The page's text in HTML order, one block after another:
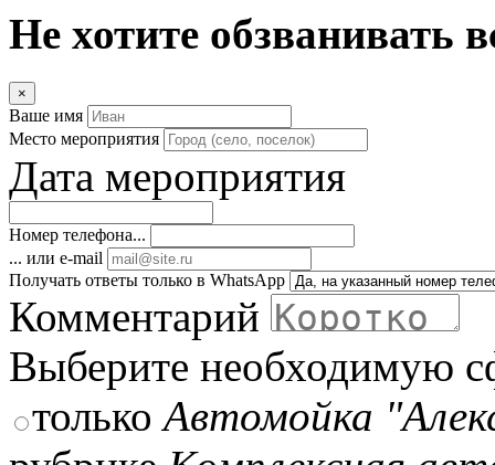
Не хотите обзванивать
×
Ваше имя
Место мероприятия
Дата мероприятия
Номер телефона...
... или e-mail
Получать ответы только в WhatsApp
Комментарий
Выберите необходимую
толькоАвтомойка